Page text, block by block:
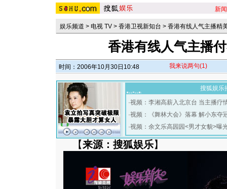
新闻
娱乐频道 > 电视 TV > 香港卫视新知台 > 香港有线人气主播精
香港有线人气主播
时间：2006年10月30日10:48 我来说两句(1)
搜狐娱乐
·视频：李湘高薪入北京台 当主播疗
·视频：《舞林大会》落幕 解小东夺
·视频：余文乐高园园<男才女貌>曝
【来源：搜狐娱乐】